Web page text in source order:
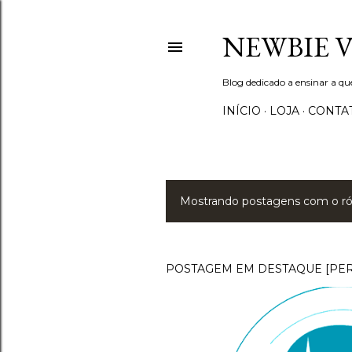
NEWBIE
Blog dedicado a ensinar a
INÍCIO LOJA
P
s
Mostrando postagens com o
POSTAGEM EM DESTAQUE